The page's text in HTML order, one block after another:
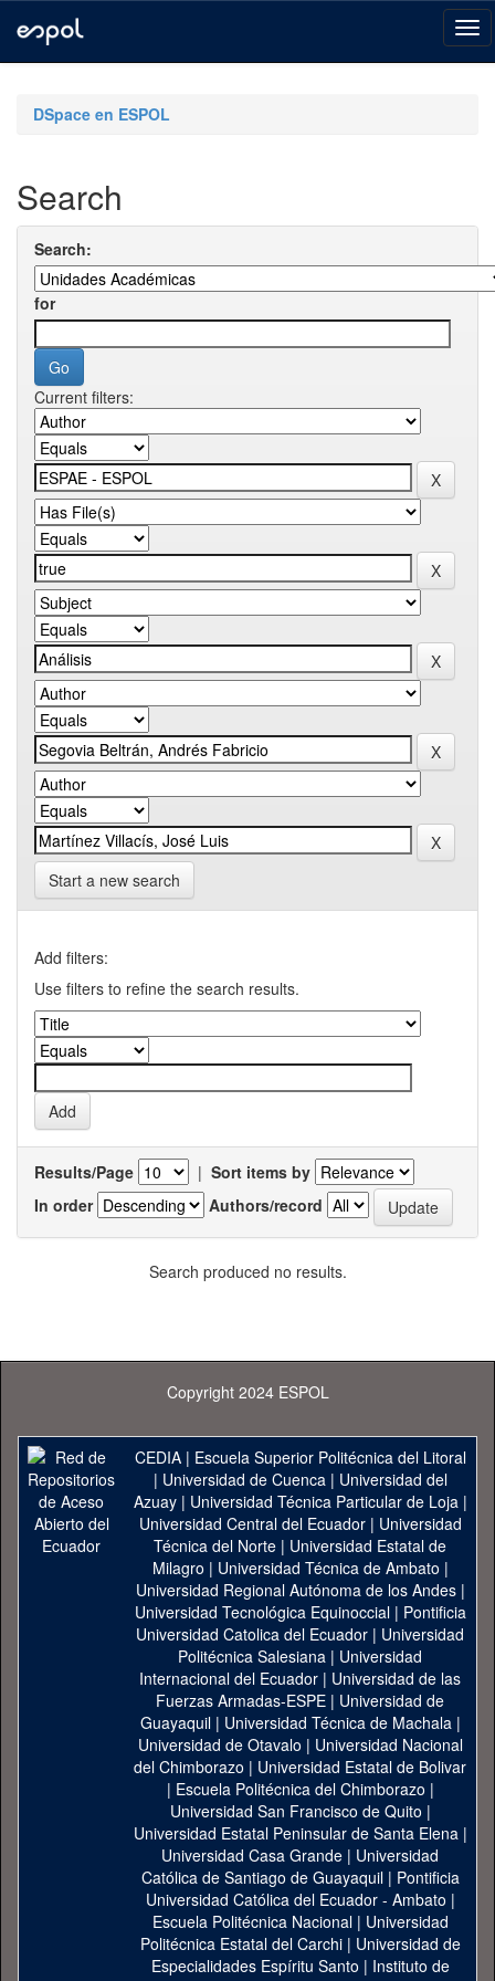
navigationDSpace en ESPOL
Search
Search:
for
Current filters:
Start a new search
Add filters:
Use filters to refine the search results.
Results/Page | Sort items by
In order
Authors/record
Search produced no results.
Copyright 2024 ESPOL
CEDIA| Escuela Superior Politécnica del Litoral
| Universidad de Cuenca| Universidad del
Azuay| Universidad Técnica Particular de Loja|
Universidad Central del Ecuador| Universidad
Técnica del Norte | Universidad Estatal de
Milagro | Universidad Técnica de Ambato |
Universidad Regional Autónoma de los Andes|
Universidad Tecnológica Equinoccial| Pontificia
Universidad Catolica del Ecuador | Universidad
Politécnica Salesiana | Universidad
Internacional del Ecuador | Universidad de las
Fuerzas Armadas-ESPE | Universidad de
Guayaquil| Universidad Técnica de Machala|
Universidad de Otavalo | Universidad Nacional
del Chimborazo | Universidad Estatal de Bolivar
| Escuela Politécnica del Chimborazo |
Universidad San Francisco de Quito |
Universidad Estatal Peninsular de Santa Elena|
Universidad Casa Grande | Universidad
Católica de Santiago de Guayaquil| Pontificia
Universidad Católica del Ecuador - Ambato |
Escuela Politécnica Nacional| Universidad
Politécnica Estatal del Carchi| Universidad de
Especialidades Espíritu Santo | Instituto de